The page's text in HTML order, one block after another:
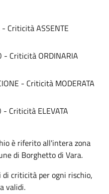
- Criticità ASSENTE
- Criticità ORDINARIA
- Criticità MODERATA
- Criticità ELEVATA
è riferito all'intera zona
di Borghetto di Vara.
criticità per ogni rischio,
validi.